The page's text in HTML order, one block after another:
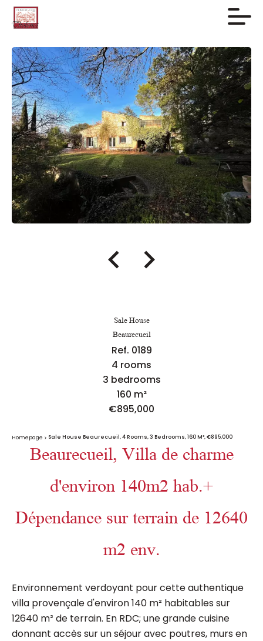
Sale House
Beaurecueil
Ref. 0189
4 rooms
3 bedrooms
160 m²
€895,000
Homepage Sale House Beaurecueil, 4 Rooms, 3 Bedrooms, 160 M², €895,000
Beaurecueil, Villa de charme
d'environ 140m2 hab.+
Dépendance sur terrain de 12640
m2 env.
Environnement verdoyant pour cette authentique
villa provençale d'environ 140 m² habitables sur
12640 m² de terrain. En RDC; une grande cuisine
donnant accès sur un séjour avec poutres, murs en